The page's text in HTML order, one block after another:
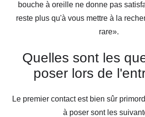
bouche à oreille ne donne pas
reste plus qu'à vous mettre à la
rare».
Quelles sont les
poser lors de
Le premier contact est bien sûr
à poser sont les